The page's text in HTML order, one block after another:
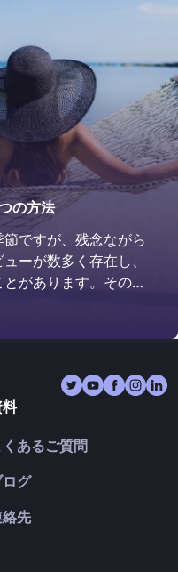
の方法
ですが、残念ながら
ーが数多く存在し、
があります。その結
るかもしれません。
くあるご質問
グ
先